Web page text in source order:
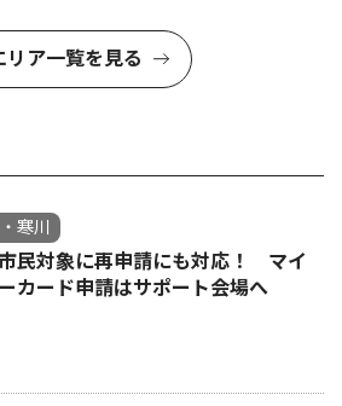
リア一覧を見る
寒川
民対象に再申請にも対応！ マイ
カード申請はサポート会場へ